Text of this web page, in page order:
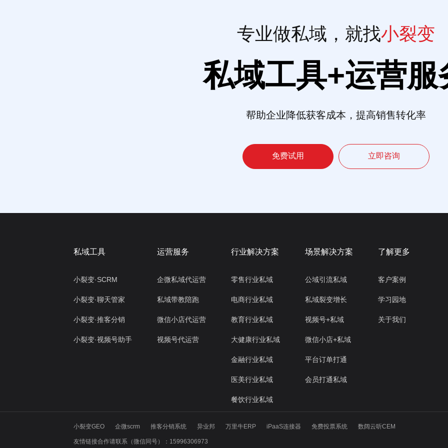
专业做私域，就找小裂变
私域工具+运营服
帮助企业降低获客成本，提高销售转化率
免费试用 立即咨询
私域工具
小裂变·SCRM
小裂变·聊天管家
小裂变·推客分销
小裂变·视频号助手
运营服务
企微私域代运营
私域带教陪跑
微信小店代运营
视频号代运营
行业解决方案
零售行业私域
电商行业私域
教育行业私域
大健康行业私域
金融行业私域
医美行业私域
餐饮行业私域
场景解决方案
公域引流私域
私域裂变增长
视频号+私域
微信小店+私域
平台订单打通
会员打通私域
了解更多
客户案例
学习园地
关于我们
小裂变GEO 企微scrm 推客分销系统 异业邦 万里牛ERP iPaaS连接器 免费投票系统 数阔云听CEM
友情链接合作请联系（微信同号）：15996306973